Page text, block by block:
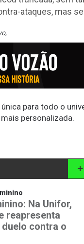
ataques, mas
,
única para todo o
personalizada.
Na Unifor,
reapresenta
contra o